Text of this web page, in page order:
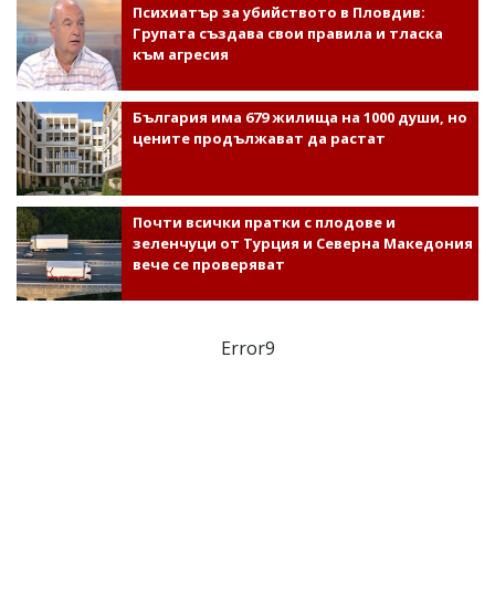
Психиатър за убийството в Пловдив:
Групата създава свои правила и тласка
към агресия
България има 679 жилища на 1000 души, но
цените продължават да растат
Почти всички пратки с плодове и
зеленчуци от Турция и Северна Македония
вече се проверяват
Error9